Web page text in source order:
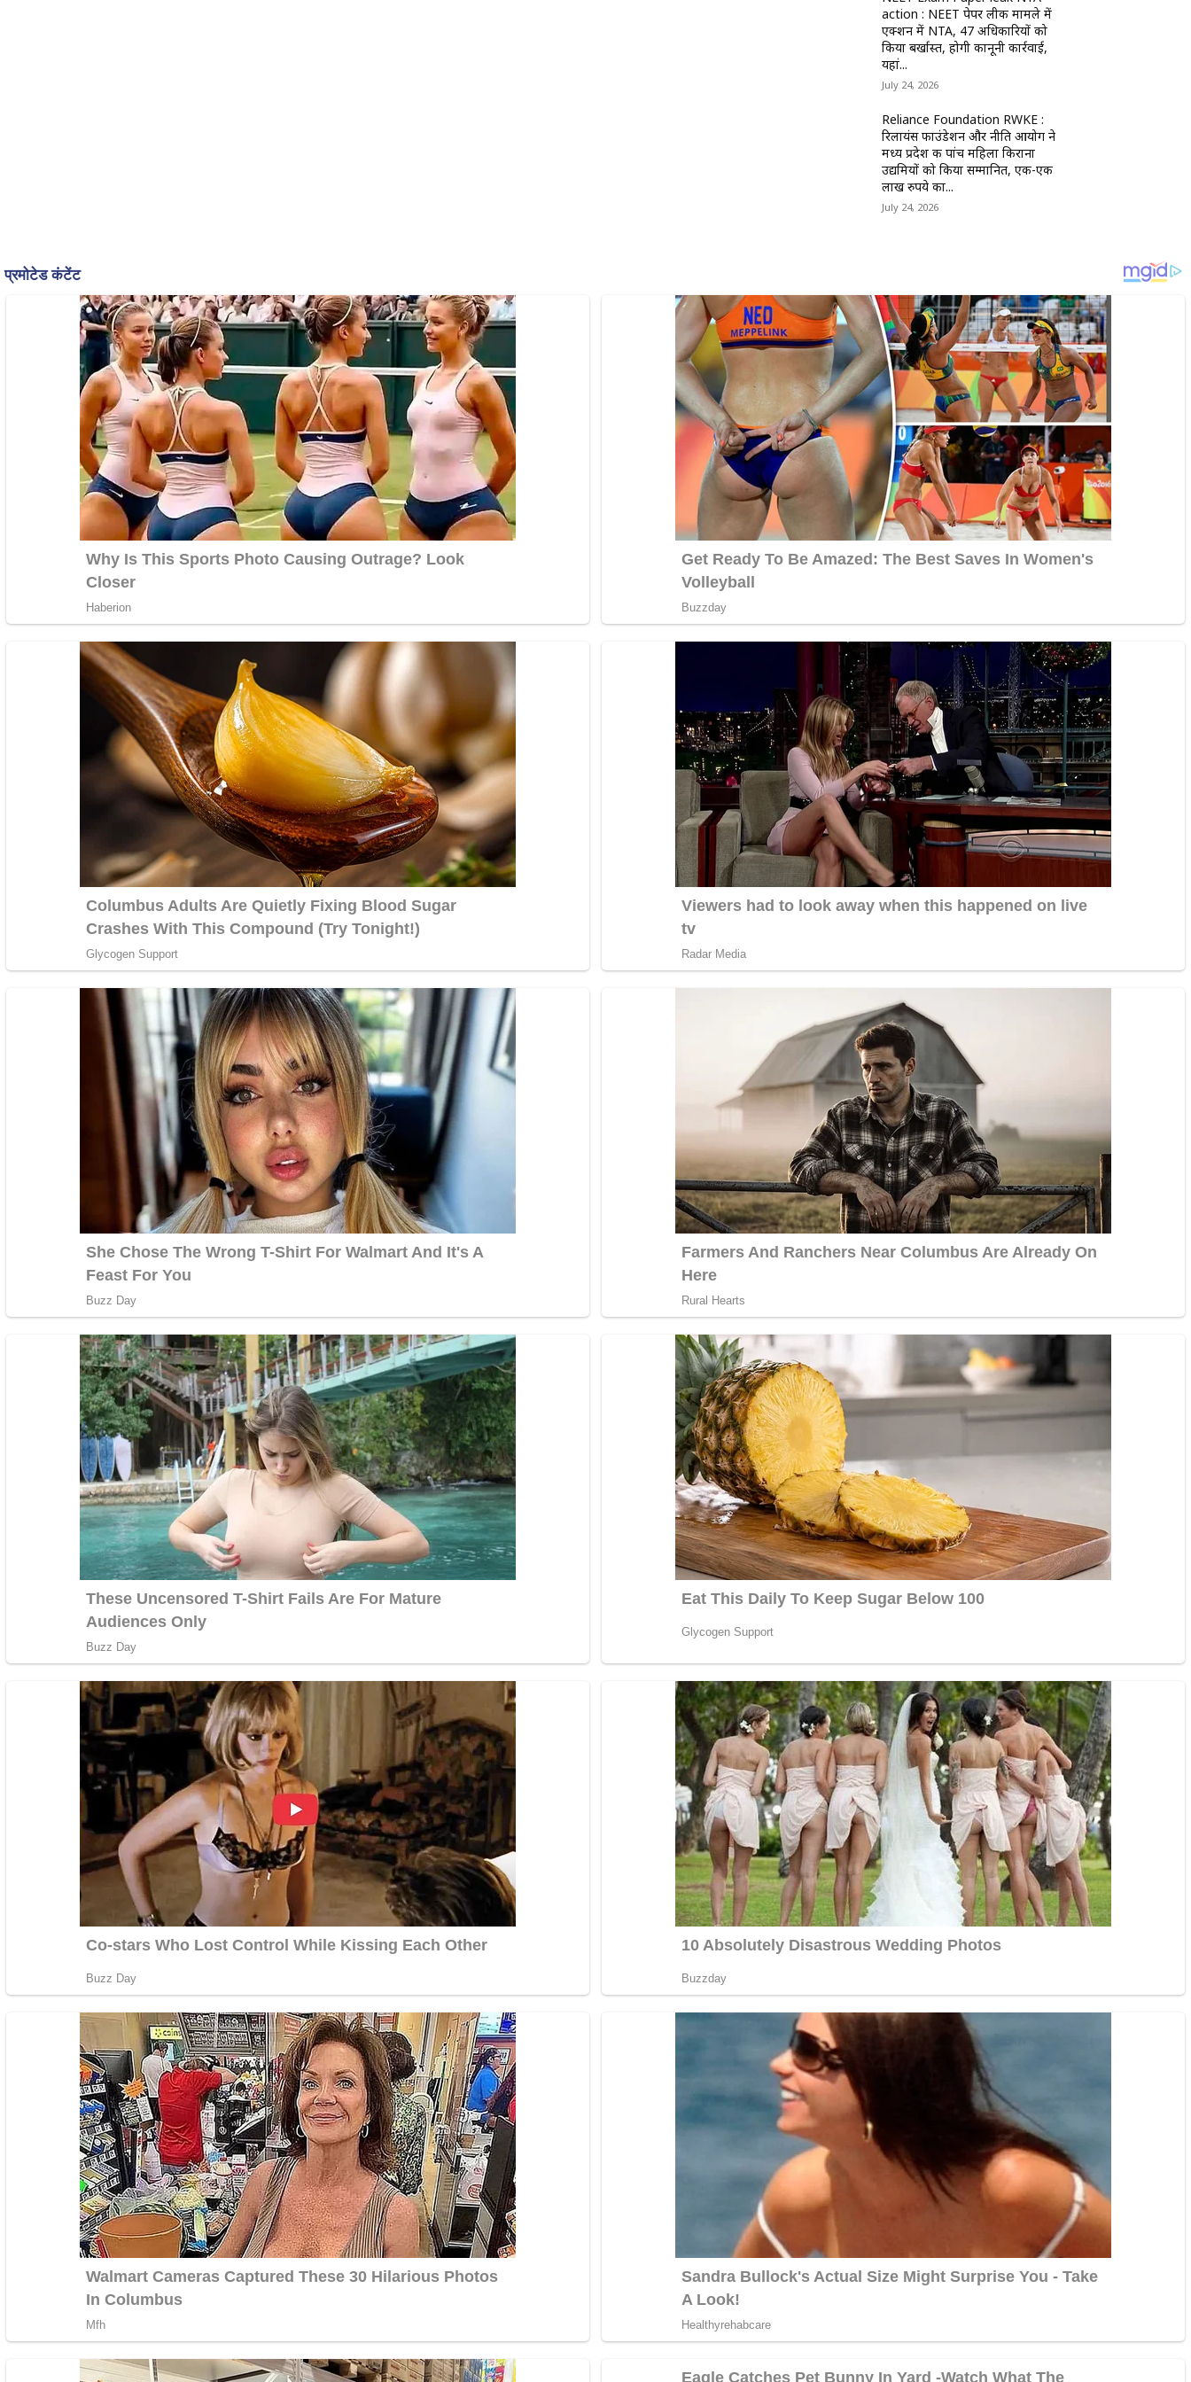
action : NEET पेपर लीक मामले में
एक्शन में NTA, 47 अधिकारियों को
किया बर्खास्त, होगी कानूनी कार्रवाई,
यहां...
July 24, 2026
Reliance Foundation RWKE :
रिलायंस फाउंडेशन और नीति आयोग ने
मध्य प्रदेश की पांच महिला किराना
उद्यमियों को किया सम्मानित, एक-एक
लाख रुपये का...
July 24, 2026